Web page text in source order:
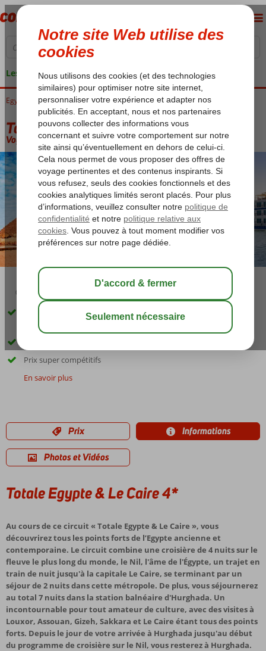
Les garanties de vacances
Egypte Luxor Croisières sur le Nil Totale Egypte & Le Caire 4*
Totale Egypte & Le Caire 4*
Voyez description
04:50 sauver
4 nuits en croisière 5*, 1 nuit en train de nuit, 2 nuits au Caire et 7
nuits à Hurghada
Prix ​​super compétitifs
En savoir plus
Prix Informations
Photos et Vidéos
Totale Egypte & Le Caire 4*
Au cours de ce circuit « Totale Egypte & Le Caire », vous
découvrirez tous les points forts de l’Egypte ancienne et
contemporaine. Le circuit combine une croisière de 4 nuits sur le
fleuve le plus long du monde, le Nil, l'âme de l'Égypte, un trajet en
train de nuit jusqu'à la capitale Le Caire, se terminant par un
séjour de 2 nuits dans cette métropole. De plus, vous séjournerez
au total 7 nuits dans la station balnéaire d'Hurghada. Un
incontournable pour tout amateur de culture, avec des visites à
Louxor, Assouan, Gizeh, Sakkara et Le Caire étant tous des points
forts. Depuis le jour de votre arrivée à Hurghada jusqu'au début
du programme de croisière sur le Nil, vous resterez à Hurghada.